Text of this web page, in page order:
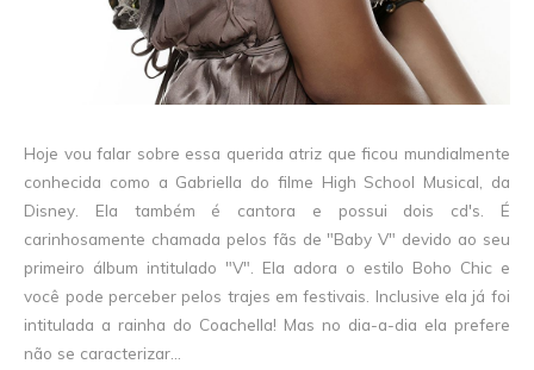
Hoje vou falar sobre essa querida atriz que ficou mundialmente
conhecida como a Gabriella do filme High School Musical, da
Disney. Ela também é cantora e possui dois cd's. É
carinhosamente chamada pelos fãs de "Baby V" devido ao seu
primeiro álbum intitulado "V". Ela adora o estilo Boho Chic e
você pode perceber pelos trajes em festivais. Inclusive ela já foi
intitulada a rainha do Coachella! Mas no dia-a-dia ela prefere
não se caracterizar...